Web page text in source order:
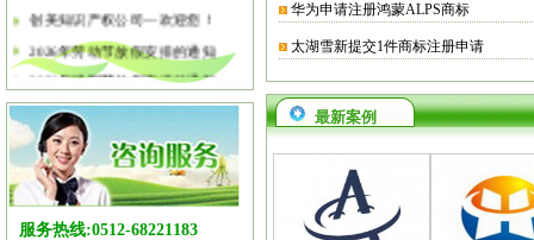
创美知识产权公司—欢迎您！
2026年劳动节放假安排的通知
2026年清明节放假安排的通知
关于软件企业评估有关工作的通知
2026年春节放假安排的通知
2026年元旦放假安排的通知
2025年国庆节、中秋节放假安排
服务热线:0512-68221183
华为申请注册鸿蒙ALPS商标
太湖雪新提交1件商标注册申请
最新案例